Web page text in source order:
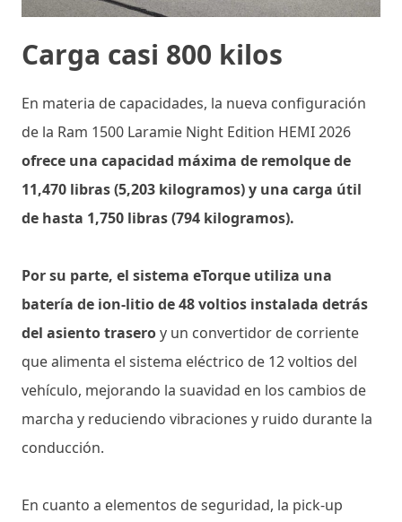
Carga casi 800 kilos
En materia de capacidades, la nueva configuración
de la Ram 1500 Laramie Night Edition HEMI 2026
ofrece una capacidad máxima de remolque de
11,470 libras (5,203 kilogramos) y una carga útil
de hasta 1,750 libras (794 kilogramos).
Por su parte, el sistema eTorque utiliza una
batería de ion-litio de 48 voltios instalada detrás
del asiento traseroy un convertidor de corriente
que alimenta el sistema eléctrico de 12 voltios del
vehículo, mejorando la suavidad en los cambios de
marcha y reduciendo vibraciones y ruido durante la
conducción.
En cuanto a elementos de seguridad, la pick-up